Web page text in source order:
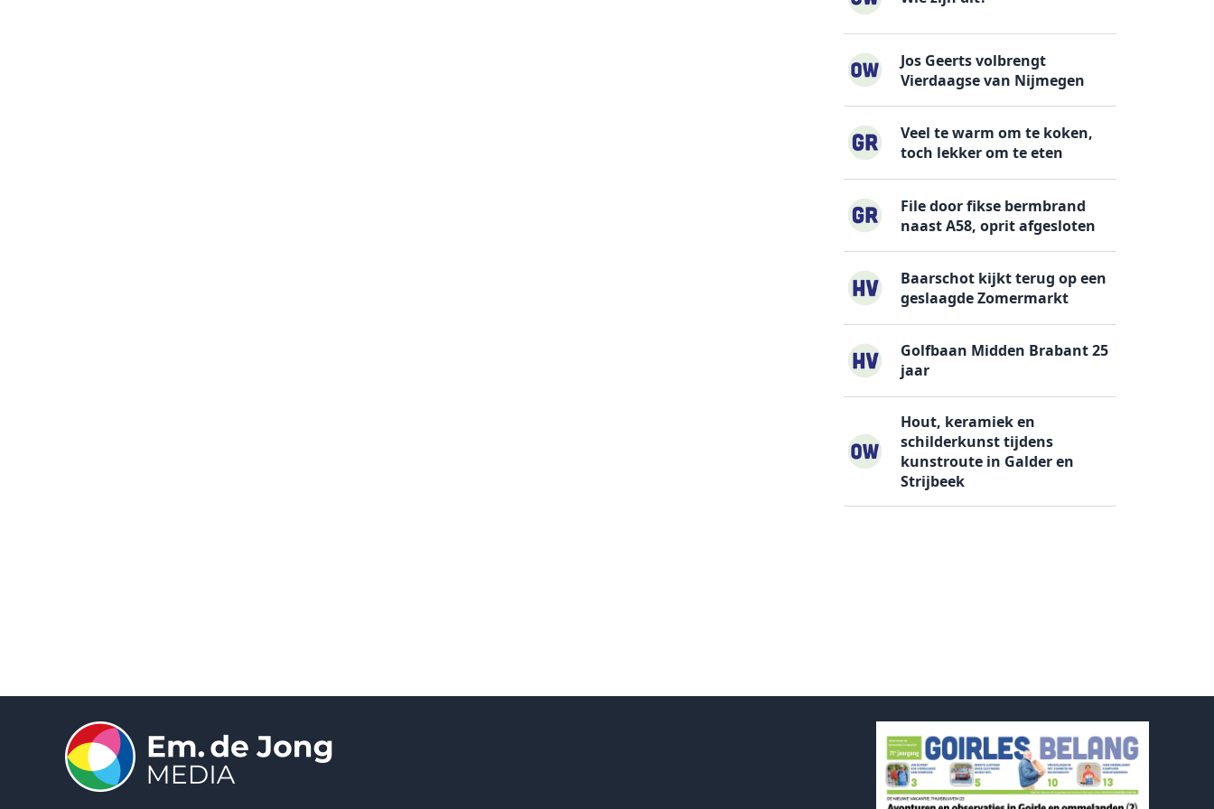
Jos Geerts volbrengt
Vierdaagse van Nijmegen
Veel te warm om te koken,
toch lekker om te eten
File door fikse bermbrand
naast A58, oprit afgesloten
Baarschot kijkt terug op een
geslaagde Zomermarkt
Golfbaan Midden Brabant 25
jaar
Hout, keramiek en
schilderkunst tijdens
kunstroute in Galder en
Strijbeek